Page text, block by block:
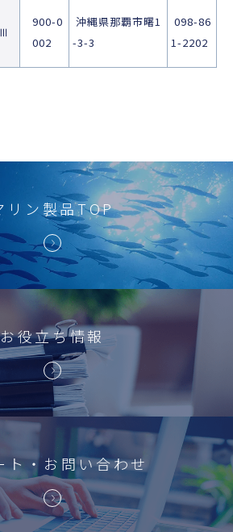
900-0
002
沖縄県那覇市曙1
-3-3
098-86
1-2202
リン製品TOP
お役立ち情報
ト・お問い合わせ